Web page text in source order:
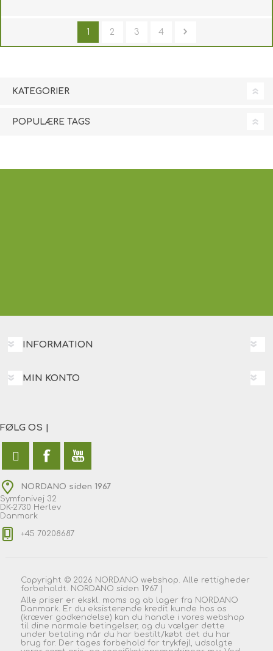
1 2 3 4
KATEGORIER
POPULÆRE TAGS
INFORMATION
MIN KONTO
FØLG OS |
NORDANO siden 1967
Symfonivej 32
DK-2730 Herlev
Danmark
+45 70208687
Copyright © 2026 NORDANO webshop. Alle rettigheder
forbeholdt. NORDANO siden 1967 |
Alle priser er ekskl. moms og ab lager fra NORDANO
Danmark. Er du eksisterende kredit kunde hos os
(kræver godkendelse) kan du handle i vores webshop
til dine normale betingelser, og du vælger dette
under betaling når du har bestilt/købt det du har
brug for. Der tages forbehold for trykfejl, udsolgte